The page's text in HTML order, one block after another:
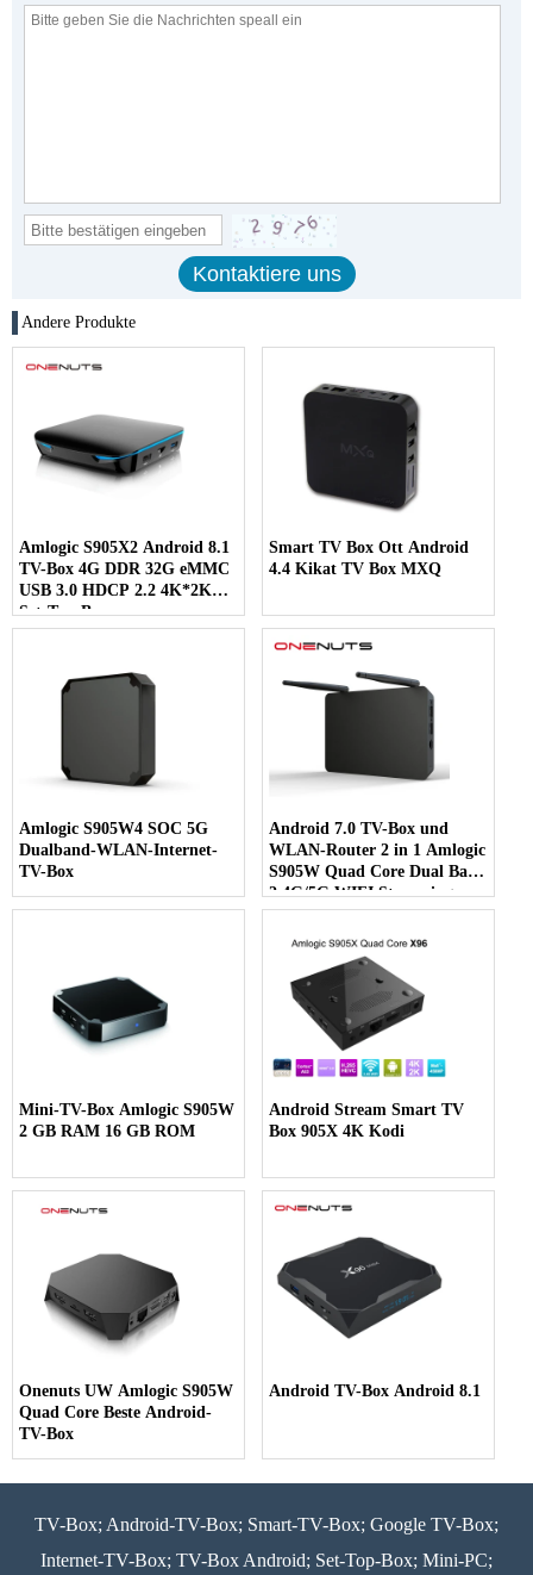
Andere Produkte
Amlogic S905X2 Android 8.1
TV-Box 4G DDR 32G eMMC
USB 3.0 HDCP 2.2 4K*2K
Set-Top-Box
Smart TV Box Ott Android
4.4 Kikat TV Box MXQ
Amlogic S905W4 SOC 5G
Dualband-WLAN-Internet-
TV-Box
Android 7.0 TV-Box und
WLAN-Router 2 in 1 Amlogic
S905W Quad Core Dual Band
2,4G/5G WIFI Streaming
Media Player
Mini-TV-Box Amlogic S905W
2 GB RAM 16 GB ROM
Android Stream Smart TV
Box 905X 4K Kodi
Onenuts UW Amlogic S905W
Quad Core Beste Android-
TV-Box
Android TV-Box Android 8.1
TV-Box; Android-TV-Box; Smart-TV-Box; Google TV-Box;
Internet-TV-Box; TV-Box Android; Set-Top-Box; Mini-PC;